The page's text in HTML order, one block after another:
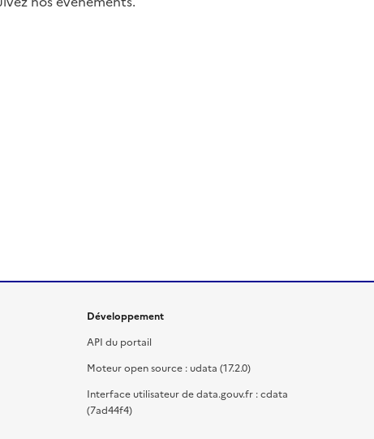
Développement
API du portail
Moteur open source : udata (17.2.0)
Interface utilisateur de data.gouv.fr : cdata
(7ad44f4)